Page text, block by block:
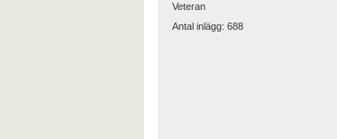
Veteran
Antal inlägg: 688